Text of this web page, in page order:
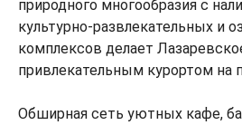
природного многообразия с
культурно-развлекательных и
комплексов делает
привлекательным курортом на
Обширная сеть уютных кафе,